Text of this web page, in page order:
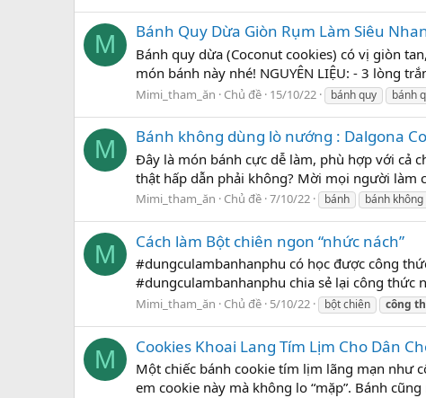
M Bánh Quy Dừa Giòn Rụm Làm Siêu
Bánh quy dừa (Coconut cookies) có vị giòn
món bánh này nhé! NGUYÊN LIỆU: - 3 lòng
Mimi_tham_ăn Chủ đề 15/10/22 bánh quy bánh
M Bánh không dùng lò nướng : Dalgona
Đây là món bánh cực dễ làm, phù hợp với cả
thật hấp dẫn phải không? Mời mọi người làm
Mimi_tham_ăn Chủ đề 7/10/22 bánh bánh
M Cách làm Bột chiên ngon “nhức nách”
#dungculambanhanphu có học được công
#dungculambanhanphu chia sẻ lại công thức
Mimi_tham_ăn Chủ đề 5/10/22 bột chiên công
M Cookies Khoai Lang Tím Lịm Cho Dân
Một chiếc bánh cookie tím lịm lãng mạn như
em cookie này mà không lo “mặp”. Bánh